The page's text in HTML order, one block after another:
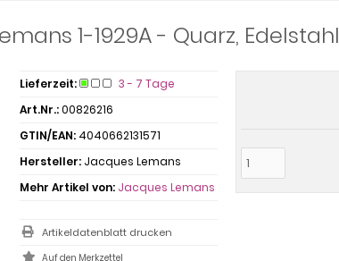
1-1929A - Quarz, Edelstahl
Lieferzeit:
3 - 7 Tage
Art.Nr.:00826216
GTIN/EAN: 4040662131571
Hersteller: Jacques Lemans
Mehr Artikel von: Jacques Lemans
Artikeldatenblatt drucken